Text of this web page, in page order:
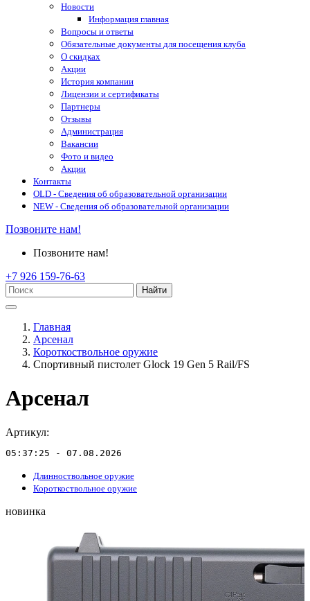
Новости
Информация главная
Вопросы и ответы
Обязательные документы для посещения клуба
О скидках
Акции
История компании
Лицензии и сертификаты
Партнеры
Отзывы
Администрация
Вакансии
Фото и видео
Акции
Контакты
OLD - Сведения об образовательной организации
NEW - Сведения об образовательной организации
Позвоните нам!
Позвоните нам!
+7 926 159-76-63
Найти
Главная
Арсенал
Короткоствольное оружие
Спортивный пистолет Glock 19 Gen 5 Rail/FS
Арсенал
Артикул:
05:37:25 - 07.08.2026
Длинноствольное оружие
Короткоствольное оружие
новинка